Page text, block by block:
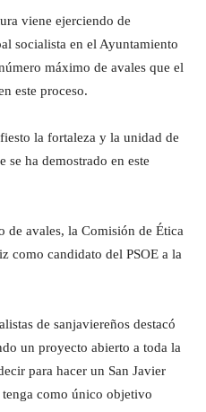
viene ejerciendo de
socialista en el Ayuntamiento
máximo de avales que el
este proceso.
la fortaleza y la unidad de
se ha demostrado en este
de avales, la Comisión de Ética
como candidato del PSOE a la
de sanjaviereños destacó
un proyecto abierto a toda la
para hacer un San Javier
como único objetivo